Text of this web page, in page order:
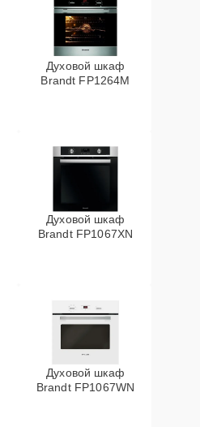
Духовой шкаф
Brandt FP1264M
Духовой шкаф
Brandt FP1067XN
Духовой шкаф
Brandt FP1067WN